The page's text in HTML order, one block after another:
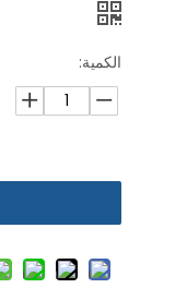
الكمية: